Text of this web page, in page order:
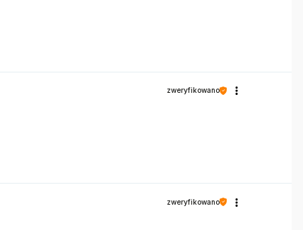
zweryfikowano
zweryfikowano